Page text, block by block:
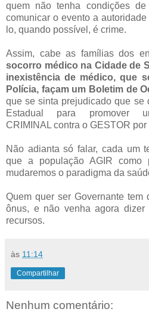
quem não tenha condições
comunicar o evento a
lo, quando possível, é crime.
Assim, cabe as famílias dos
socorro médico na Cidade de
inexistência de médico, que
Polícia, façam um Boletim de
que se sinta prejudicado que se
Estadual para promover
CRIMINAL contra o GESTOR
Não adianta só falar, cada um
que a população AGIR
mudaremos o paradigma da
Quem quer ser Governante
ônus, e não venha agora
recursos.
às 11:14
Compartilhar
Nenhum comentário: